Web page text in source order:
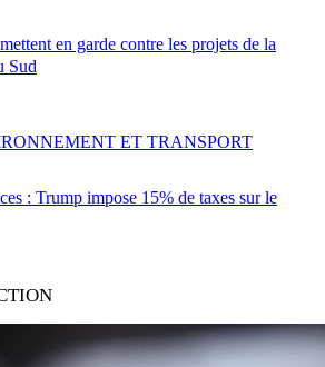
en garde contre les projets de la
Sud
: Trump impose 15% de taxes sur le
ET TRANSPORT